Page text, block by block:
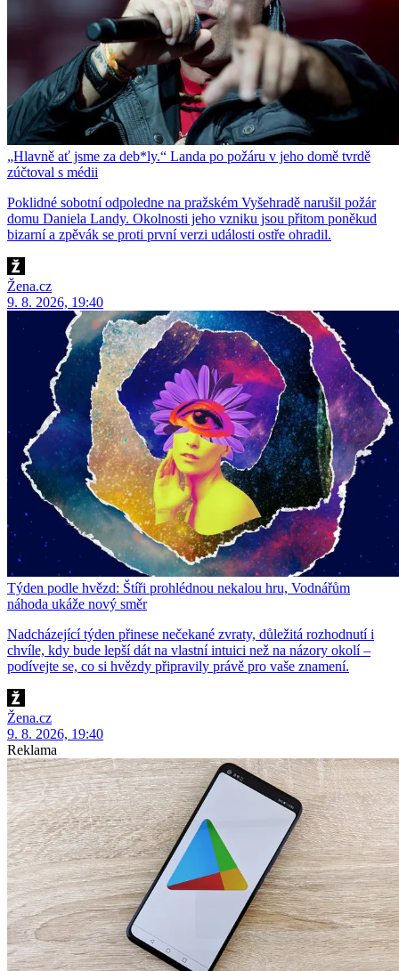
„Hlavně ať jsme za deb*ly.“ Landa po požáru v jeho domě tvrdě
zúčtoval s médii
Poklidné sobotní odpoledne na pražském Vyšehradě narušil požár
domu Daniela Landy. Okolnosti jeho vzniku jsou přitom poněkud
bizarní a zpěvák se proti první verzi události ostře ohradil.
Žena.cz
9. 8. 2026, 19:40
Týden podle hvězd: Štíři prohlédnou nekalou hru, Vodnářům
náhoda ukáže nový směr
Nadcházející týden přinese nečekané zvraty, důležitá rozhodnutí i
chvíle, kdy bude lepší dát na vlastní intuici než na názory okolí –
podívejte se, co si hvězdy připravily právě pro vaše znamení.
Žena.cz
9. 8. 2026, 19:40
Reklama